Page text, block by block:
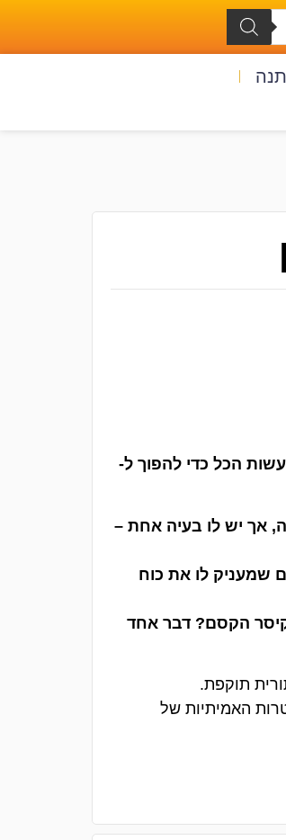
הכל כדי להפוך ל-
אך יש לו בעיה אחת –
שמעניק לו את כוח
הקסם? דבר אחד
תוקפת.
האמיתיות של